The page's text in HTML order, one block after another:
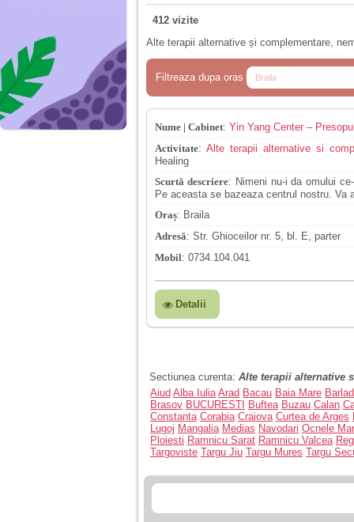
412 vizite
Alte terapii alternative și complementare,
Filtreaza dupa oras
Nume | Cabinet: Yin Yang Center –
Activitate:Alte terapii alternative si
Healing
Scurtă descriere: Nimeni nu-i da omului
Pe aceasta se bazeaza centrul nostru. Va
Oraș: Braila
Adresă: Str. Ghioceilor nr. 5, bl. E, parter
Mobil: 0734.104.041
Detalii
Sectiunea curenta: Alte terapii alternative
Aiud Alba Iulia Arad Bacau Baia Mare Barlad
Brasov BUCURESTI Buftea Buzau Calan
Constanta Corabia Craiova Curtea de Arges
Lugoj Mangalia Medias Navodari Ocnele
Ploiesti Ramnicu Sarat Ramnicu Valcea
Targoviste Targu Jiu Targu Mures Targu